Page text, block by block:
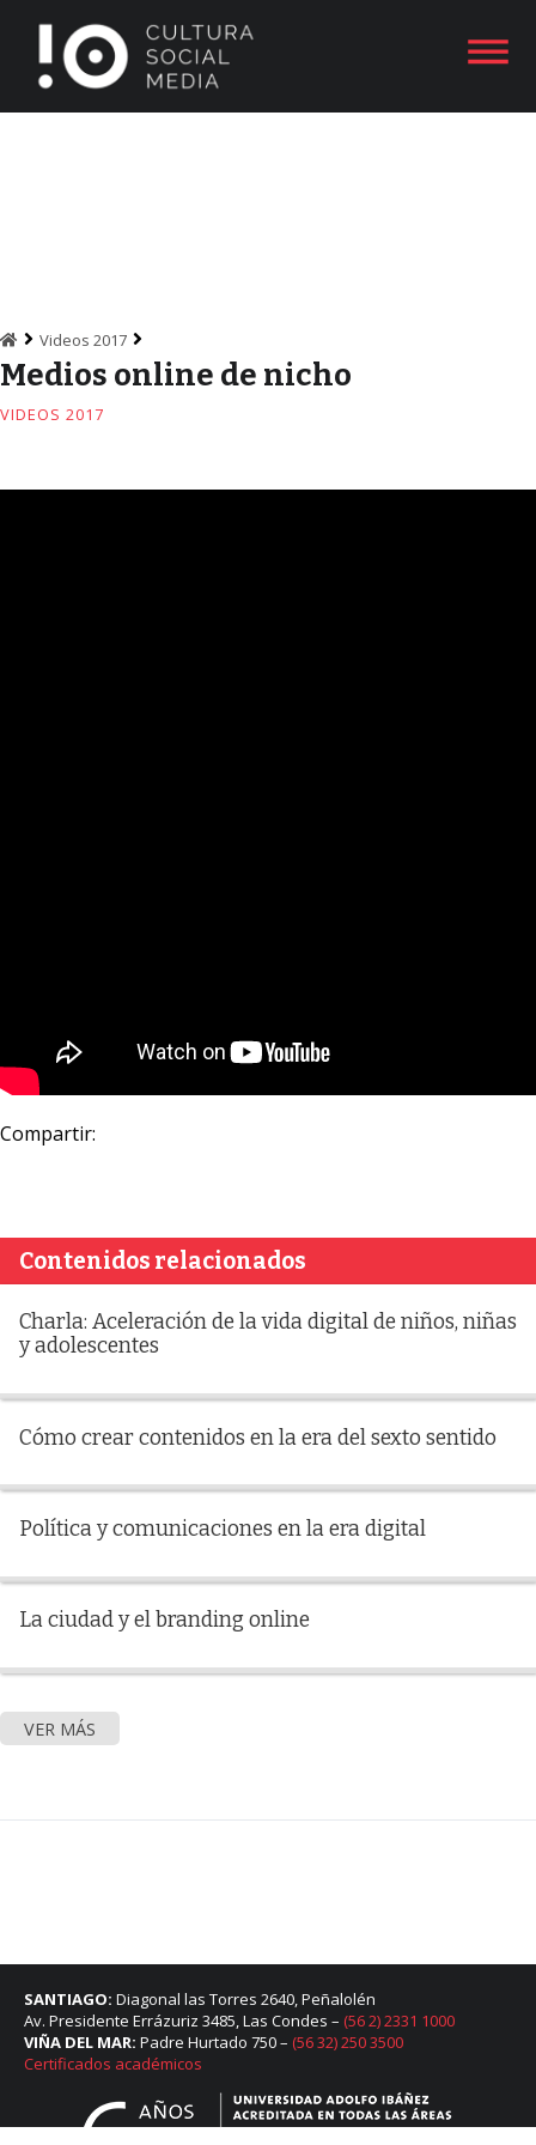
Videos 2017
Medios online de nicho
VIDEOS 2017
Compartir:
Contenidos relacionados
Charla: Aceleración de la vida digital de niños, niñas
y adolescentes
Cómo crear contenidos en la era del sexto sentido
Política y comunicaciones en la era digital
La ciudad y el branding online
VER MÁS
SANTIAGO: Diagonal las Torres 2640, Peñalolén
Av. Presidente Errázuriz 3485, Las Condes – (56 2) 2331 1000
VIÑA DEL MAR: Padre Hurtado 750 – (56 32) 250 3500
Certificados académicos